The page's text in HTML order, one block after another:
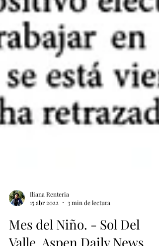
15 abr 2022
3 min de lectura
Mes del Niño. - Sol Del